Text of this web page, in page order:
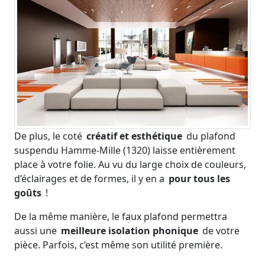
De plus, le coté créatif et esthétique du plafond
suspendu Hamme-Mille (1320) laisse entièrement
place à votre folie. Au vu du large choix de couleurs,
d’éclairages et de formes, il y en a pour tous les
goûts !
De la même manière, le faux plafond permettra
aussi une meilleure isolation phonique de votre
pièce. Parfois, c’est même son utilité première.